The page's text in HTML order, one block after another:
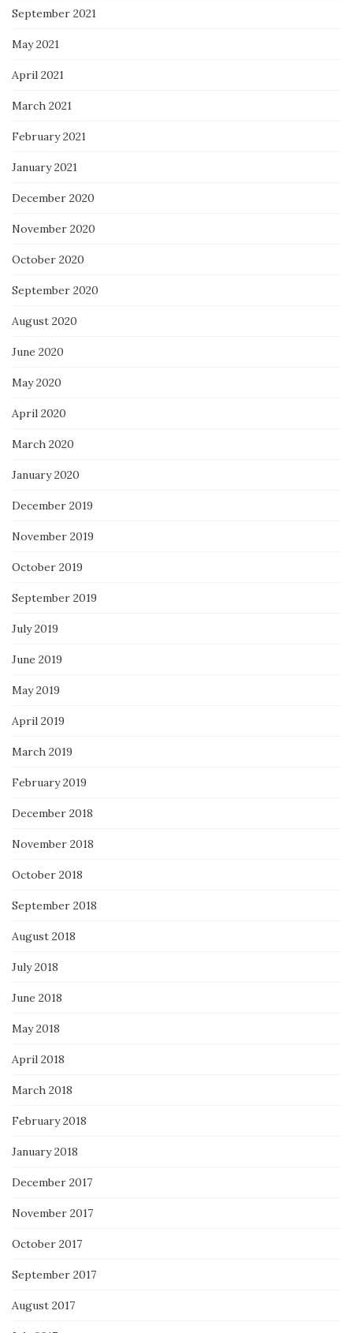
September 2021
May 2021
April 2021
March 2021
February 2021
January 2021
December 2020
November 2020
October 2020
September 2020
August 2020
June 2020
May 2020
April 2020
March 2020
January 2020
December 2019
November 2019
October 2019
September 2019
July 2019
June 2019
May 2019
April 2019
March 2019
February 2019
December 2018
November 2018
October 2018
September 2018
August 2018
July 2018
June 2018
May 2018
April 2018
March 2018
February 2018
January 2018
December 2017
November 2017
October 2017
September 2017
August 2017